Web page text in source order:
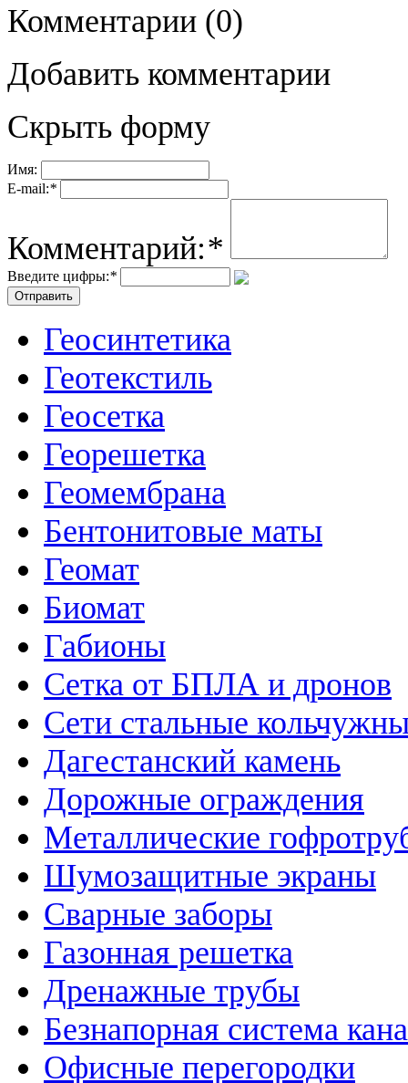
Комментарии (0)
Добавить комментарии
Скрыть форму
Имя:
E-mail:*
Комментарий:*
Введите цифры:*
Геосинтетика
Геотекстиль
Геосетка
Георешетка
Геомембрана
Бентонитовые маты
Геомат
Биомат
Габионы
Сетка от БПЛА и дронов
Сети стальные
Дагестанский камень
Дорожные ограждения
Металлические
Шумозащитные экраны
Сварные заборы
Газонная решетка
Дренажные трубы
Безнапорная система
Офисные перегородки